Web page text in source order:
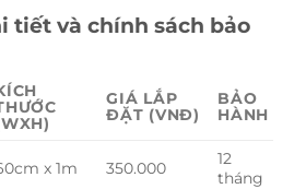
tiết và chính sách bảo
GIÁ LẮP
ĐẶT (VNĐ)
BẢO
HÀNH
x 1m 350.000
12
tháng